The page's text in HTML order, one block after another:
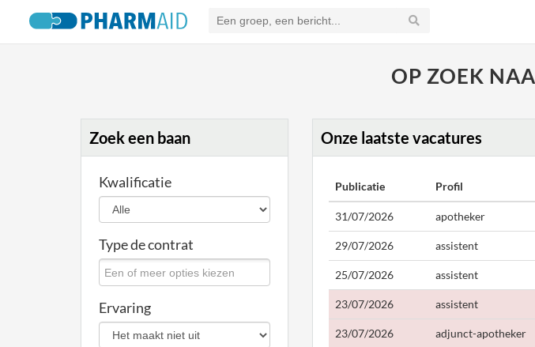
OP ZOEK
Zoek een baan
Kwalificatie
Type de contrat
Ervaring
Onze laatste vacatures
Publicatie Profil
31/07/2026 apotheker
29/07/2026 assistent
25/07/2026 assistent
23/07/2026 assistent
23/07/2026 adjunct-apotheker